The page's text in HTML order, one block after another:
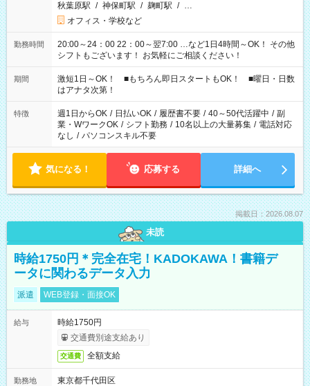
秋葉原駅 / 神保町駅 / 麹町駅 / …
オフィス・学校など
勤務時間
20:00～24：00 22：00～翌7:00 …など1日4時間～OK！ その他
シフトもございます！ お気軽にご相談ください！
期間
激短1日～OK！ ■もちろん即日スタートもOK！ ■曜日・日数
はアナタ次第！
特徴 週1日からOK / 日払いOK / 履歴書不要 / 40～50代活躍中 / 副
業・WワークOK / シフト勤務 / 10名以上の大量募集 / 電話対応
なし / パソコンスキル不要
気になる！ 応募する 詳細へ
掲載日：2026.08.07
未読
時給1750円＊完全在宅！KADOKAWA！書籍デ
ータに関わるデータ入力
派遣 WEB登録・面接OK
給与
時給1750円
交通費別途支給あり
交通費 全額支給
勤務地
東京都千代田区